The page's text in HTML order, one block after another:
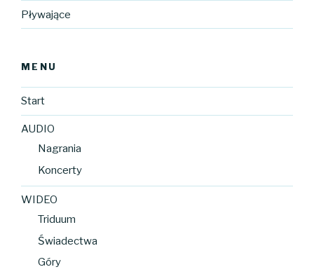
Pływające
MENU
Start
AUDIO
Nagrania
Koncerty
WIDEO
Triduum
Świadectwa
Góry